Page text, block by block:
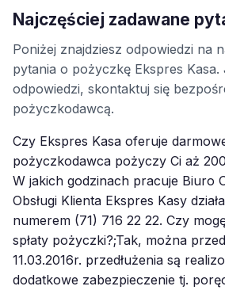
Najczęściej zadawane
Poniżej znajdziesz odpowiedzi na
pytania o pożyczkę Ekspres Kasa.
odpowiedzi, skontaktuj się
pożyczkodawcą.
Czy Ekspres Kasa oferuje
pożyczkodawca pożyczy Ci aż
W jakich godzinach pracuje Biuro
Obsługi Klienta Ekspres Kasy
numerem (71) 716 22 22. Czy
spłaty pożyczki?;Tak, można
11.03.2016r. przedłużenia są
dodatkowe zabezpieczenie tj.